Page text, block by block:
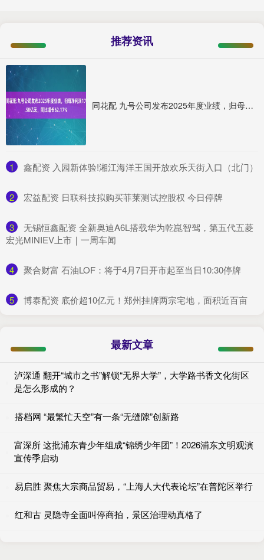
推荐资讯
同花配 九号公司发布2025年度业绩，归母净利润17.58亿元，同比增长62.17%
1 ​鑫配资 入园新体验!湘江海洋王国开放欢乐天街入口（北门）
2 ​宏益配资 日联科技拟购买菲莱测试控股权 今日停牌
3
​无锡恒鑫配资 全新奥迪A6L搭载华为乾崑智驾，第五代五菱
宏光MINIEV上市｜一周车闻
4 ​聚合财富 石油LOF：将于4月7日开市起至当日10:30停牌
5 ​博泰配资 底价超10亿元！郑州挂牌两宗宅地，面积近百亩
最新文章
泸深通 翻开“城市之书”解锁“无界大学”，大学路书香文化街区
是怎么形成的？
搭档网 “最繁忙天空”有一条“无缝隙”创新路
富深所 这批浦东青少年组成“锦绣少年团”！2026浦东文明观演
宣传季启动
易启胜 聚焦大宗商品贸易，“上海人大代表论坛”在普陀区举行
红和古 灵隐寺全面叫停商拍，景区治理动真格了